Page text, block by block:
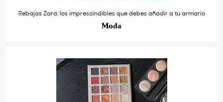
Rebajas Zara: los imprescindibles que debes añadir a tu armario
Moda